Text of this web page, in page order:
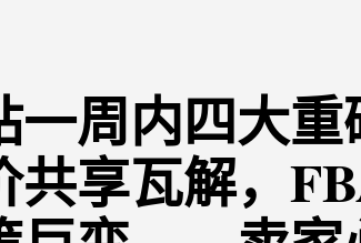
一周内四大重
共享瓦解，